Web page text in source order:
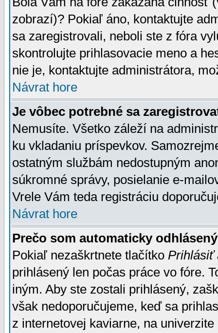
zobrazí)? Pokiaľ áno, kontaktujte
sa zaregistrovali, neboli ste z fóra
skontrolujte prihlasovacie meno a
nie je, kontaktujte administrátora,
Návrat hore
Je vôbec potrebné sa
Nemusíte. Všetko záleží na
ku vkladaniu príspevkov.
ostatným službám nedostupným
súkromné správy, posielanie e-
Vrele Vám teda registráciu
Návrat hore
Prečo som automaticky
Pokiaľ nezaškrtnete tlačítko Prihlásiť
prihlásený len počas práce vo fóre.
iným. Aby ste zostali prihlásený,
však nedoporučujeme, keď sa
z internetovej kaviarne, na univerzite